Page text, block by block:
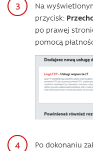
Na
przycisk:
po prawej
pomocą
Po dokonaniu